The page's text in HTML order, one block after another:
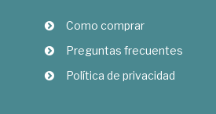
Como comprar
Preguntas frecuentes
Política de privacidad